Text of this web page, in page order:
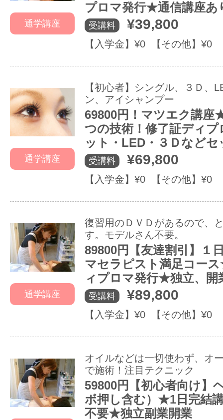
通学講座
プロマ発行★通信講座あ
受講料 ¥39,800
【入学金】¥0 【その他】¥0
通学講座
【初心者】シングル、３Ｄ、
ン、アイシャンプー
69800円！マツエク講座
つの技術！修了証ディ
ット・LED・３Ｄなどセ
受講料 ¥69,800
【入学金】¥0 【その他】¥0
通学講座
復習用のＤＶＤがあるので、
す。モデルさん不要。
89800円【友達割引】１
マセラピスト満足コー
ィプロマ発行★独立、開
受講料 ¥89,800
【入学金】¥0 【その他】¥0
オイルなどは一切使わず、オ
で施術！注目テクニック
59800円【初心者向け】
ボ押し含む）★1日完結
不要★独立副業開業